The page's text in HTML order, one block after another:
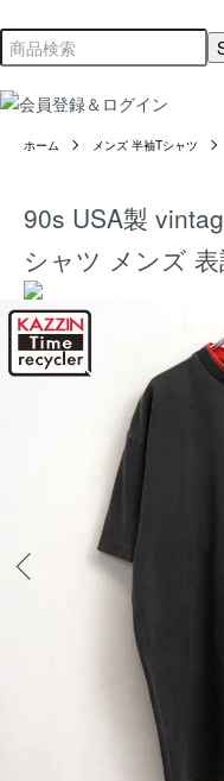
ホーム メンズ 半袖Tシャツ
90s USA製
シャツ メンズ